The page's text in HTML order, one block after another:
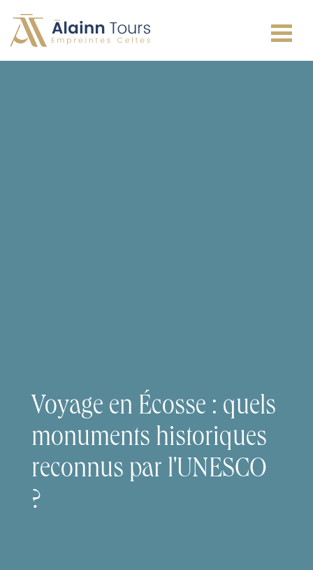
Voyage en Écosse : quels
monuments historiques
reconnus par l'UNESCO
?